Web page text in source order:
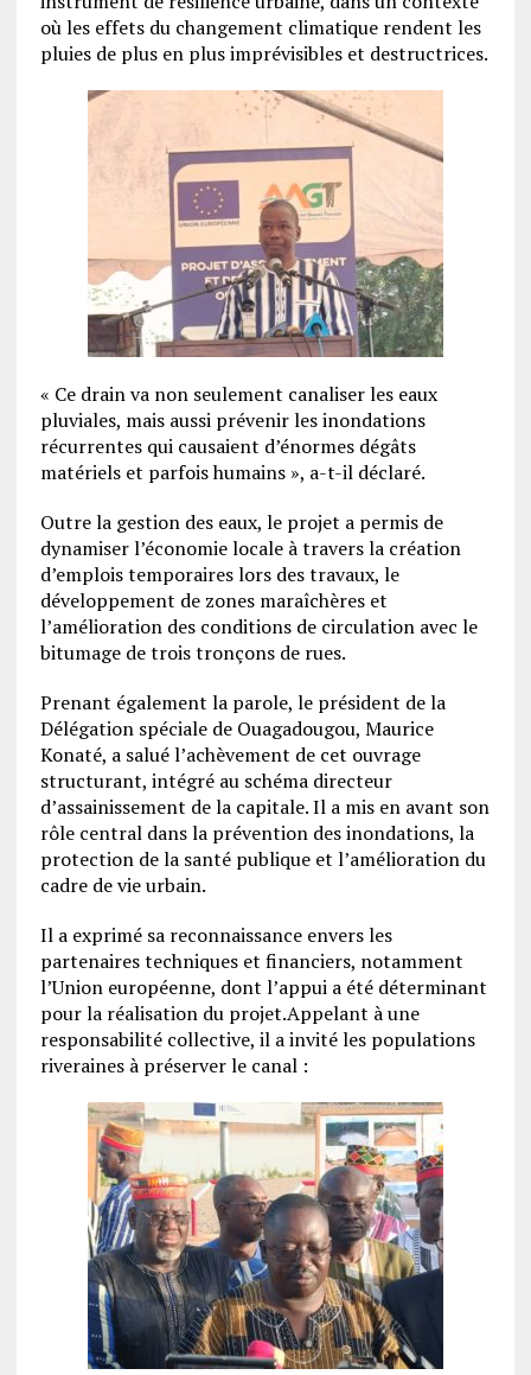
où les effets du changement climatique rendent les
pluies de plus en plus imprévisibles et destructrices.
« Ce drain va non seulement canaliser les eaux
pluviales, mais aussi prévenir les inondations
récurrentes qui causaient d’énormes dégâts
matériels et parfois humains », a-t-il déclaré.
Outre la gestion des eaux, le projet a permis de
dynamiser l’économie locale à travers la création
d’emplois temporaires lors des travaux, le
développement de zones maraîchères et
l’amélioration des conditions de circulation avec le
bitumage de trois tronçons de rues.
Prenant également la parole, le président de la
Délégation spéciale de Ouagadougou, Maurice
Konaté, a salué l’achèvement de cet ouvrage
structurant, intégré au schéma directeur
d’assainissement de la capitale. Il a mis en avant son
rôle central dans la prévention des inondations, la
protection de la santé publique et l’amélioration du
cadre de vie urbain.
Il a exprimé sa reconnaissance envers les
partenaires techniques et financiers, notamment
l’Union européenne, dont l’appui a été déterminant
pour la réalisation du projet.Appelant à une
responsabilité collective, il a invité les populations
riveraines à préserver le canal :